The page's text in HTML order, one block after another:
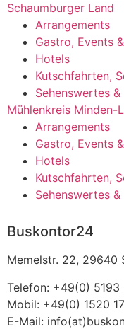
Schaumburger Land
Arrangements
Gastro, Events
Hotels
Kutschfahrten,
Sehenswertes &
Mühlenkreis Minden-
Arrangements
Gastro, Events
Hotels
Kutschfahrten,
Sehenswertes &
Buskontor24
Memelstr. 22, 29640
Telefon: +49(0) 5193
Mobil: +49(0) 1520
E-Mail: